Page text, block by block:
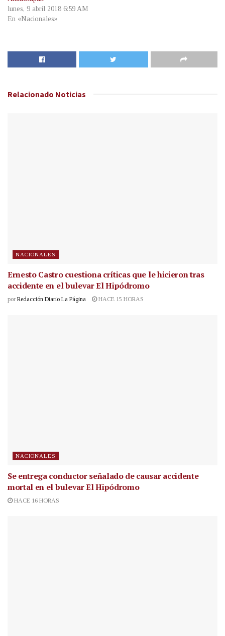
lunes, 9 abril 2018 6:59 AM
En «Nacionales»
Relacionado Noticias
NACIONALES
Ernesto Castro cuestiona críticas que le hicieron tras
accidente en el bulevar El Hipódromo
por Redacción Diario La Página HACE 15 HORAS
NACIONALES
Se entrega conductor señalado de causar accidente
mortal en el bulevar El Hipódromo
HACE 16 HORAS